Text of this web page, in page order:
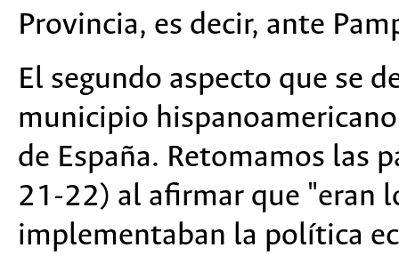
Provincia, es decir, ante
El segundo aspecto que se
municipio
de España. Retomamos las
21-22) al afirmar que "eran
implementaban la política